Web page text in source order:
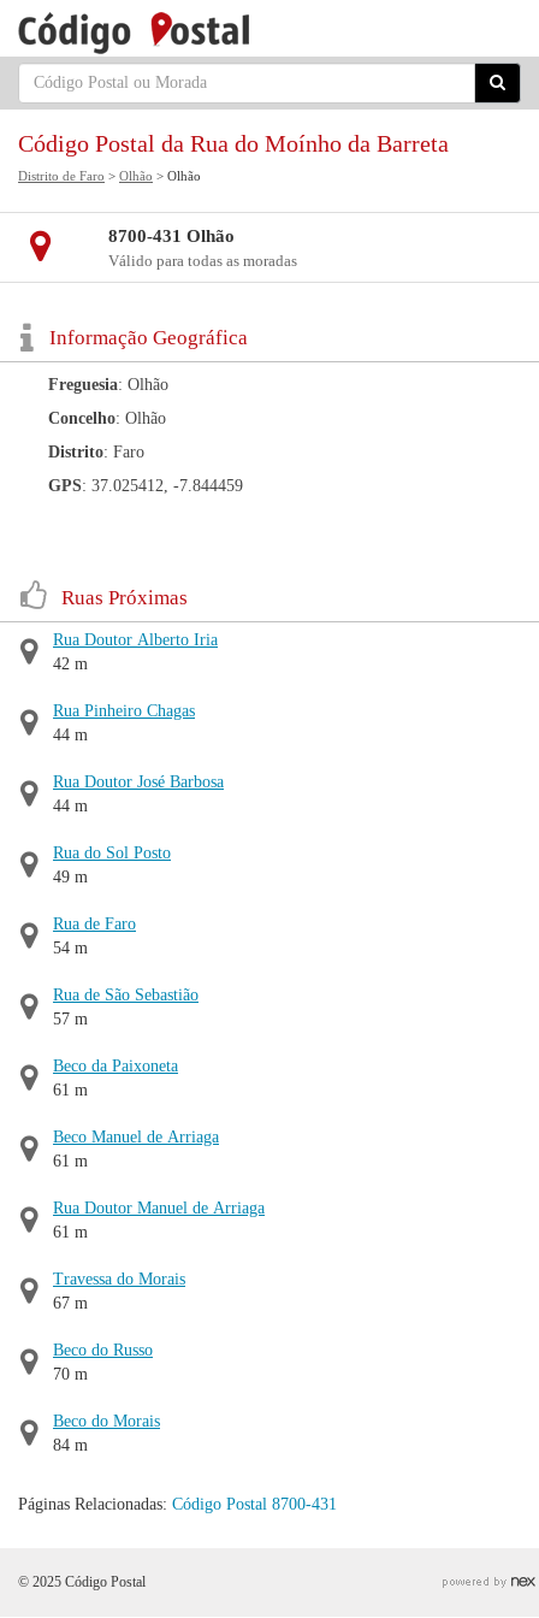
Código Postal da Rua do Moínho da Barreta
Distrito de Faro > Olhão > Olhão
8700-431 Olhão
Válido para todas as moradas
Informação Geográfica
Freguesia: Olhão
Concelho: Olhão
Distrito: Faro
GPS: 37.025412, -7.844459
Ruas Próximas
Rua Doutor Alberto Iria
42 m
Rua Pinheiro Chagas
44 m
Rua Doutor José Barbosa
44 m
Rua do Sol Posto
49 m
Rua de Faro
54 m
Rua de São Sebastião
57 m
Beco da Paixoneta
61 m
Beco Manuel de Arriaga
61 m
Rua Doutor Manuel de Arriaga
61 m
Travessa do Morais
67 m
Beco do Russo
70 m
Beco do Morais
84 m
Páginas Relacionadas: Código Postal 8700-431
© 2025 Código Postal